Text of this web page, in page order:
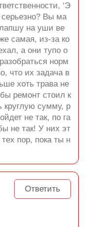
‘Э
Вы ма
на уши ве
самая, из-за ко
а они тупо о
норм
что их задача в
хоть трава не
ремонт стоил к
круглую сумму, р
не так, по га
не так! У них эт
пор, пока ты н
Ответить